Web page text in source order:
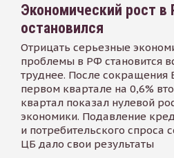
Экономический рост в
остановился
Отрицать серьезные
проблемы в РФ становится
труднее. После сокращения
первом квартале на 0,6%
квартал показал нулевой
экономики. Подавление
и потребительского спроса
ЦБ дало свои результаты